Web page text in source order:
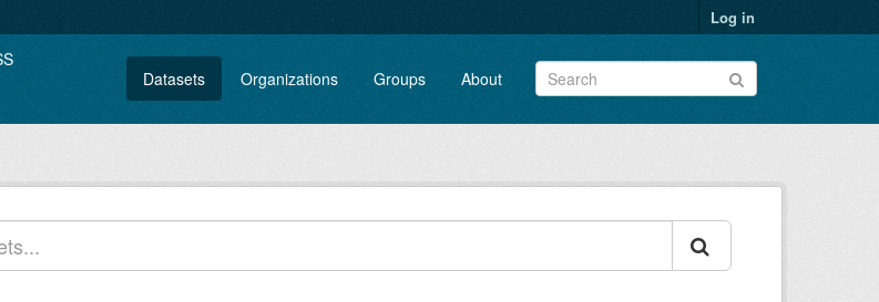
Log in
Datasets Organizations Groups About